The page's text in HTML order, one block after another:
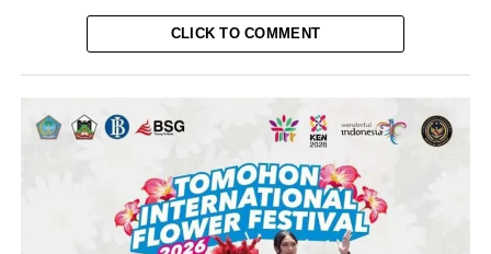
CLICK TO COMMENT